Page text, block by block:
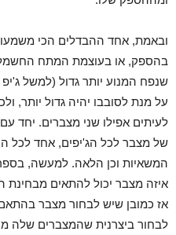
ובאמת, אחד ההבדלים הכי
בהספק, או בעוצמת המתח
שנפח המנוע יותר גדול (למשל
על מנת לסובבו יהיה גדול יותר,
לעיתים אפילו שני מצברים. יחד
של מצבר לכל הג'יפים, אחד לכל
המשאיות וכן הלאה. למעשה,
איזה מצבר יכול להתאים מבחינת
אז כמובן שיש לבחור מצבר
לבחור ביצרנית שהמצברים שלה